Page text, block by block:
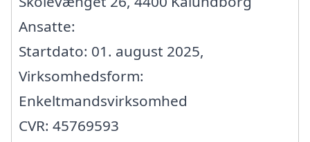
Ansatte:
Startdato: 01. august 2025,
Virksomhedsform:
Enkeltmandsvirksomhed
CVR: 45769593